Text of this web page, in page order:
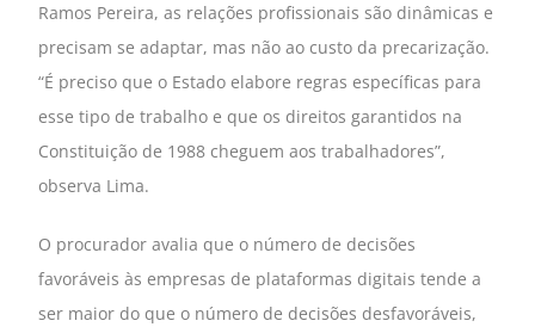
Ramos Pereira, as relações profissionais são dinâmicas e
precisam se adaptar, mas não ao custo da precarização.
“É preciso que o Estado elabore regras específicas para
esse tipo de trabalho e que os direitos garantidos na
Constituição de 1988 cheguem aos trabalhadores”,
observa Lima.
O procurador avalia que o número de decisões
favoráveis às empresas de plataformas digitais tende a
ser maior do que o número de decisões desfavoráveis,